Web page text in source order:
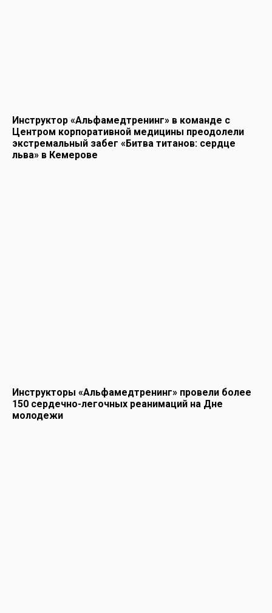
Инструктор «Альфамедтренинг» в команде с
Центром корпоративной медицины преодолели
экстремальный забег «Битва титанов: сердце
льва» в Кемерове
Инструкторы «Альфамедтренинг» провели более
150 сердечно-легочных реанимаций на Дне
молодежи